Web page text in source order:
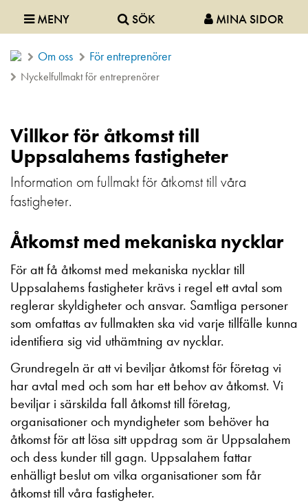
MENY SÖK MINA SIDOR
Om oss För entreprenörer
Nyckelfullmakt för entreprenörer
Villkor för åtkomst till
Uppsalahems fastigheter
Information om fullmakt för åtkomst till våra
fastigheter.
Åtkomst med mekaniska nycklar
För att få åtkomst med mekaniska nycklar till
Uppsalahems fastigheter krävs i regel ett avtal som
reglerar skyldigheter och ansvar. Samtliga personer
som omfattas av fullmakten ska vid varje tillfälle kunna
identifiera sig vid uthämtning av nycklar.
Grundregeln är att vi beviljar åtkomst för företag vi
har avtal med och som har ett behov av åtkomst. Vi
beviljar i särskilda fall åtkomst till företag,
organisationer och myndigheter som behöver ha
åtkomst för att lösa sitt uppdrag som är Uppsalahem
och dess kunder till gagn. Uppsalahem fattar
enhälligt beslut om vilka organisationer som får
åtkomst till våra fastigheter.